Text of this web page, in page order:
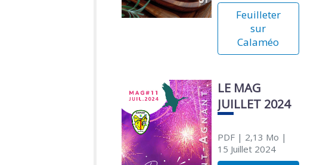
Feuilleter
sur
Calaméo
LE MAG
JUILLET 2024
PDF| 2,13 Mo |
15 Juillet 2024